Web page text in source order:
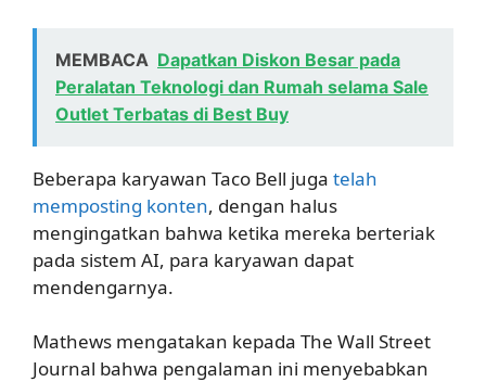
MEMBACA Dapatkan Diskon Besar pada
Peralatan Teknologi dan Rumah selama Sale
Outlet Terbatas di Best Buy
Beberapa karyawan Taco Bell juga telah
memposting konten, dengan halus
mengingatkan bahwa ketika mereka berteriak
pada sistem AI, para karyawan dapat
mendengarnya.
Mathews mengatakan kepada The Wall Street
Journal bahwa pengalaman ini menyebabkan